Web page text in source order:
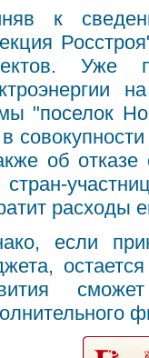
к
Уже
"поселок
об отказе
стран-
расходы
если